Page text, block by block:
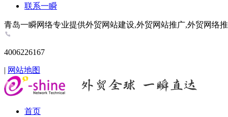
联系一瞬
青岛一瞬网络专业提供外贸网站建设,外贸网站推广,外贸网络
4006226167
| 网站地图
首页